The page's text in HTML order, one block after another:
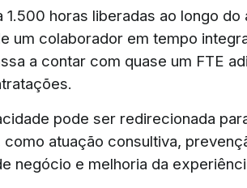
1.500 horas liberadas ao longo
um colaborador em tempo
a contar com quase um FTE
pode ser redirecionada
como atuação consultiva,
negócio e melhoria da